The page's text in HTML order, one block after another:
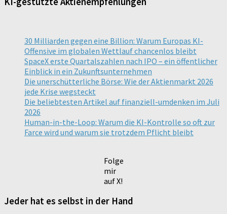
30 Milliarden gegen eine Billion: Warum Europas KI-
Offensive im globalen Wettlauf chancenlos bleibt
SpaceX erste Quartalszahlen nach IPO – ein öffentlicher
Einblick in ein Zukunftsunternehmen
Die unerschütterliche Börse: Wie der Aktienmarkt 2026
jede Krise wegsteckt
Die beliebtesten Artikel auf finanziell-umdenken im Juli
2026
Human-in-the-Loop: Warum die KI-Kontrolle so oft zur
Farce wird und warum sie trotzdem Pflicht bleibt
Folge
mir
auf X!
Jeder hat es selbst in der Hand